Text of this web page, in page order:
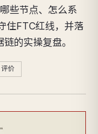
些节点、怎么系
住FTC红线，并落
的实操复盘。
价